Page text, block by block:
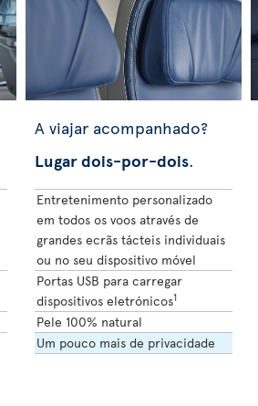
A viajar acompanhado?
Lugar dois-por-dois.
Entretenimento personalizado
em todos os voos através de
grandes ecrãs tácteis individuais
ou no seu dispositivo móvel
Portas USB para carregar
dispositivos eletrónicos1
Pele 100% natural
Um pouco mais de privacidade